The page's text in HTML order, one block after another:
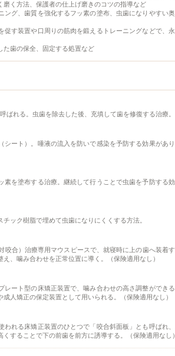
磨く方法、保護者の仕上げ磨きのコツの指導など
ング、歯質を強化するフッ素の塗布、虫歯になりやすい
促す装置や口周りの筋肉を鍛えるトレーニングなどで、永
た歯の保全、固定する処置など
ばれる。虫歯を除去した後、充填して歯を修復する治療。
ート）。唾液の流入を防いで感染を予防する効果があり
素を塗布する治療。継続して行うことで虫歯を予防する
ック樹脂で埋めて虫歯になりにくくする方法。
咬合）治療専用マウスピースで、就寝時に上の歯へ装着
、噛み合わせを正常位置に導く。（保険適用なし）
レート型の床矯正装置で、噛み合わせの高さ調整ができ
人矯正の保定装置として用いられる。（保険適用なし）
われる床矯正装置のひとつで「咬合斜面板」とも呼ばれ
することで下の前歯を前方に誘導する。（保険適用なし）